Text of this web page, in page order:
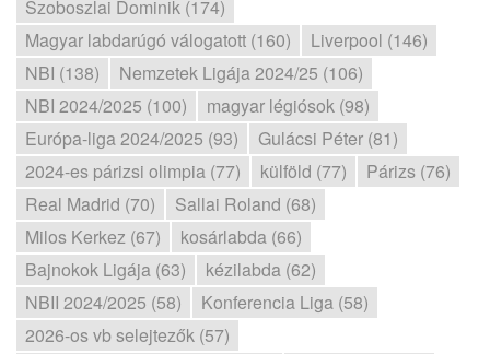
Szoboszlai Dominik (174)
Magyar labdarúgó válogatott (160)
Liverpool (146)
NBI (138)
Nemzetek Ligája 2024/25 (106)
NBI 2024/2025 (100)
magyar légiósok (98)
Európa-liga 2024/2025 (93)
Gulácsi Péter (81)
2024-es párizsi olimpia (77)
külföld (77)
Párizs (76)
Real Madrid (70)
Sallai Roland (68)
Milos Kerkez (67)
kosárlabda (66)
Bajnokok Ligája (63)
kézilabda (62)
NBII 2024/2025 (58)
Konferencia Liga (58)
2026-os vb selejtezők (57)